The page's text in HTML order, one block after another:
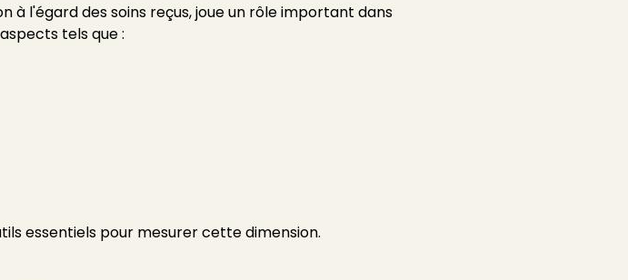
à l'égard des soins reçus, joue un rôle important dans
tels que :
essentiels pour mesurer cette dimension.